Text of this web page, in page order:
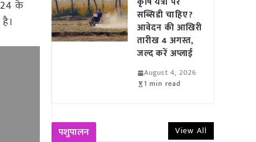
के
सब्सिडी चाहिए?
आवेदन की आखिरी
तारीख 4 अगस्त,
जल्द करें अप्लाई
August 4, 2026
1 min read
पशुपालन View All